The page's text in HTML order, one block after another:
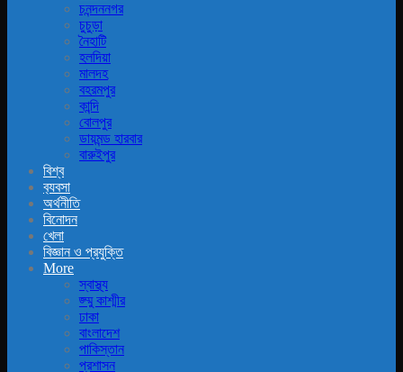
চনন্দননগর
চুচুড়া
নৈহাটি
হলদিয়া
মালদহ
বহরমপুর
কান্দি
বোলপুর
ডায়মন্ড হারবার
বারুইপুর
বিশ্ব
ব‍্যবসা
অর্থনীতি
বিনোদন
খেলা
বিজ্ঞান ও প্রযুক্তি
More
স্বাস্থ্য
জ্ম্মু কাশ্মীর
ঢাকা
বাংলাদেশ
পাকিস্তান
প্রশাসন